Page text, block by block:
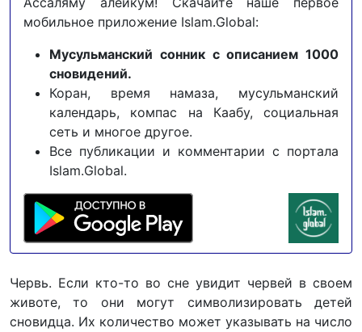
мобильное приложение Islam.Global:
Мусульманский сонник с описанием 1000
сновидений.
Коран, время намаза, мусульманский
календарь, компас на Каабу, социальная
сеть и многое другое.
Все публикации и комментарии с портала
Islam.Global.
Червь. Если кто-то во сне увидит червей в своем
животе, то они могут символизировать детей
сновидца. Их количество может указывать на число